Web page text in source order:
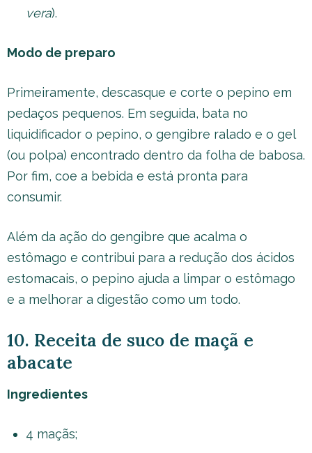
vera).
Modo de preparo
Primeiramente, descasque e corte o pepino em
pedaços pequenos. Em seguida, bata no
liquidificador o pepino, o gengibre ralado e o gel
(ou polpa) encontrado dentro da folha de babosa.
Por fim, coe a bebida e está pronta para
consumir.
Além da ação do gengibre que acalma o
estômago e contribui para a redução dos ácidos
estomacais, o pepino ajuda a limpar o estômago
e a melhorar a digestão como um todo.
10. Receita de suco de maçã e
abacate
Ingredientes
4 maçãs;